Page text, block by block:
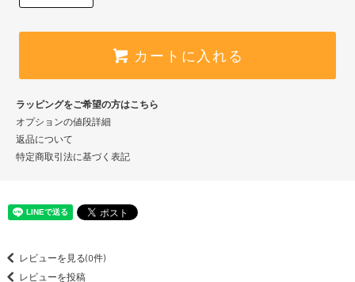
カートに入れる
ラッピングをご希望の方はこちら
オプションの値段詳細
返品について
特定商取引法に基づく表記
レビューを見る(0件)
レビューを投稿